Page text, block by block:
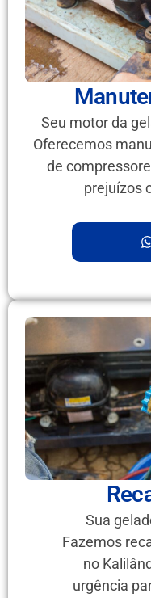
Seu motor da
Oferecemos
de
prejuízos
Sua
Fazemos
no
urgência